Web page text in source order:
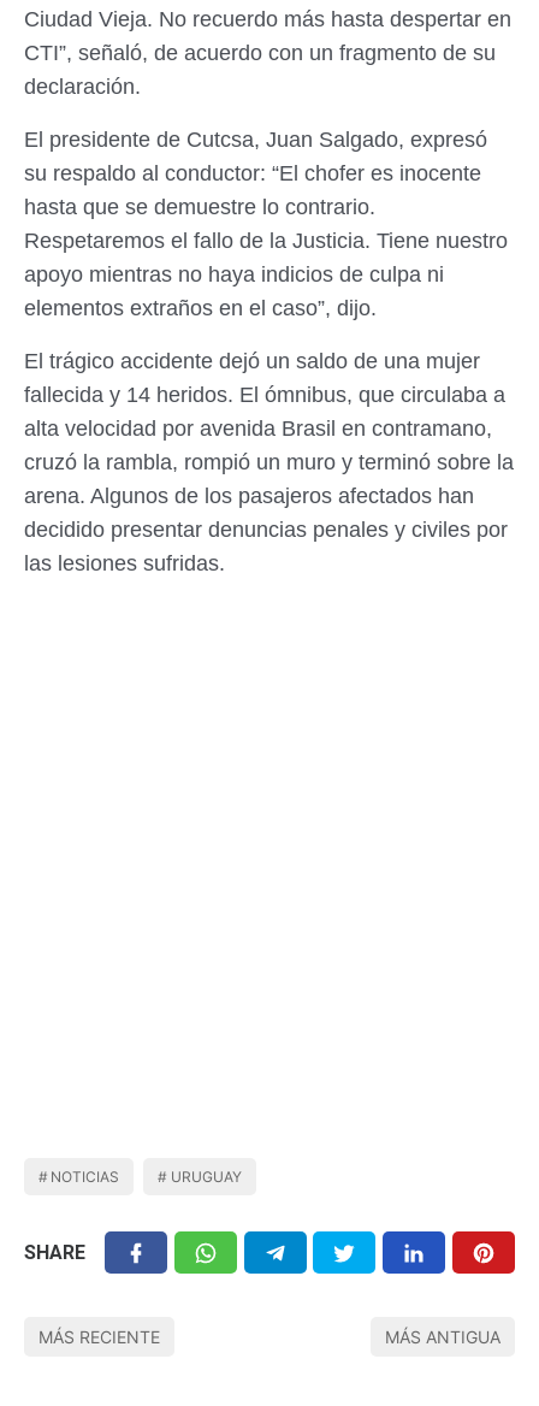
Ciudad Vieja. No recuerdo más hasta despertar en
CTI”, señaló, de acuerdo con un fragmento de su
declaración.
El presidente de Cutcsa, Juan Salgado, expresó
su respaldo al conductor: “El chofer es inocente
hasta que se demuestre lo contrario.
Respetaremos el fallo de la Justicia. Tiene nuestro
apoyo mientras no haya indicios de culpa ni
elementos extraños en el caso”, dijo.
El trágico accidente dejó un saldo de una mujer
fallecida y 14 heridos. El ómnibus, que circulaba a
alta velocidad por avenida Brasil en contramano,
cruzó la rambla, rompió un muro y terminó sobre la
arena. Algunos de los pasajeros afectados han
decidido presentar denuncias penales y civiles por
las lesiones sufridas.
NOTICIAS URUGUAY
SHARE
MÁS RECIENTE MÁS ANTIGUA